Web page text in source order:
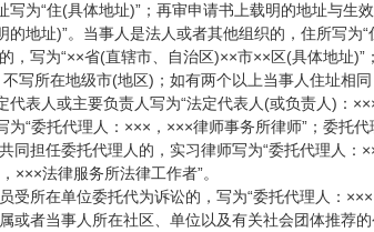
写为“住(具体地址)”；再审申请书上载明的地址与生
地址)”。当事人是法人或者其他组织的，住所写为“
，写为“××省(直辖市、自治区)××市××区(具体地址
写所在地级市(地区)；如有两个以上当事人住址相同
代表人或主要负责人写为“法定代表人(或负责人)：
为“委托代理人：×××，×××律师事务所律师”；委托
同担任委托代理人的，实习律师写为“委托代理人
×××法律服务所法律工作者”。
受所在单位委托代为诉讼的，写为“委托代理人：
或者当事人所在社区、单位以及有关社会团体推荐